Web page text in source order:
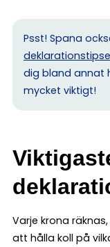
Psst! Spana
dig bland annat
mycket viktigt!
Varje krona
att hålla koll på